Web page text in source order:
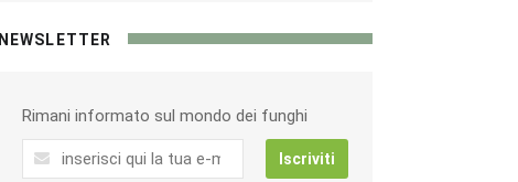
NEWSLETTER
Rimani informato sul mondo dei funghi
Iscriviti